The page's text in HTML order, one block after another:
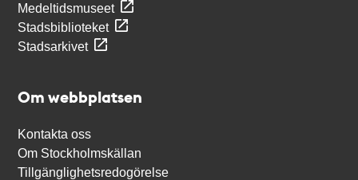
Medeltidsmuseet
Stadsbiblioteket
Stadsarkivet
Om webbplatsen
Kontakta oss
Om Stockholmskällan
Tillgänglighetsredogörelse